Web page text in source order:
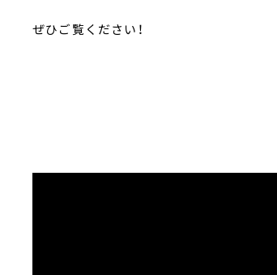
ぜひご覧ください！